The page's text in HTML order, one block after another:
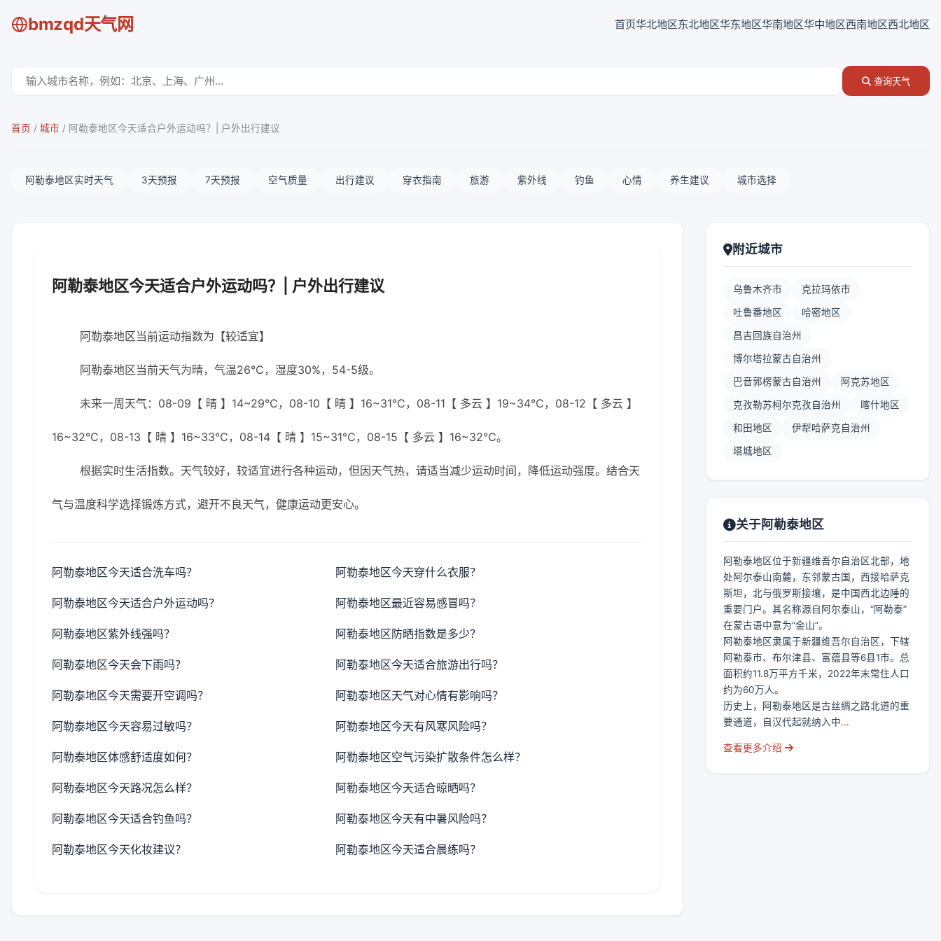
bmzqd天气网 首页华北地区东北地区华东地区华南地区华中地区西南地区西北地区
查询天气
首页 / 城市 / 阿勒泰地区今天适合户外运动吗？| 户外出行建议
阿勒泰地区实时天气 3天预报 7天预报 空气质量 出行建议 穿衣指南 旅游 紫外线 钓鱼 心情 养生建议 城市选择
阿勒泰地区今天适合户外运动吗？| 户外出行建议
阿勒泰地区当前运动指数为【较适宜】
阿勒泰地区当前天气为晴，气温26℃，湿度30%，54-5级。
未来一周天气：08-09【 晴 】14~29℃，08-10【 晴 】16~31℃，08-11【 多云 】19~34℃，08-12【 多云 】
16~32℃，08-13【 晴 】16~33℃，08-14【 晴 】15~31℃，08-15【 多云 】16~32℃。
根据实时生活指数。天气较好，较适宜进行各种运动，但因天气热，请适当减少运动时间，降低运动强度。结合天
气与温度科学选择锻炼方式，避开不良天气，健康运动更安心。
阿勒泰地区今天适合洗车吗？ 阿勒泰地区今天穿什么衣服？
阿勒泰地区今天适合户外运动吗？ 阿勒泰地区最近容易感冒吗？
阿勒泰地区紫外线强吗？ 阿勒泰地区防晒指数是多少？
阿勒泰地区今天会下雨吗？ 阿勒泰地区今天适合旅游出行吗？
阿勒泰地区今天需要开空调吗？ 阿勒泰地区天气对心情有影响吗？
阿勒泰地区今天容易过敏吗？ 阿勒泰地区今天有风寒风险吗？
阿勒泰地区体感舒适度如何？ 阿勒泰地区空气污染扩散条件怎么样？
阿勒泰地区今天路况怎么样？ 阿勒泰地区今天适合晾晒吗？
阿勒泰地区今天适合钓鱼吗？ 阿勒泰地区今天有中暑风险吗？
阿勒泰地区今天化妆建议？ 阿勒泰地区今天适合晨练吗？
附近城市
乌鲁木齐市 克拉玛依市
吐鲁番地区 哈密地区
昌吉回族自治州
博尔塔拉蒙古自治州
巴音郭楞蒙古自治州 阿克苏地区
克孜勒苏柯尔克孜自治州 喀什地区
和田地区 伊犁哈萨克自治州
塔城地区
关于阿勒泰地区
阿勒泰地区位于新疆维吾尔自治区北部，地
处阿尔泰山南麓，东邻蒙古国，西接哈萨克
斯坦，北与俄罗斯接壤，是中国西北边陲的
重要门户。其名称源自阿尔泰山，“阿勒泰”
在蒙古语中意为“金山”。
阿勒泰地区隶属于新疆维吾尔自治区，下辖
阿勒泰市、布尔津县、富蕴县等6县1市。总
面积约11.8万平方千米，2022年末常住人口
约为60万人。
历史上，阿勒泰地区是古丝绸之路北道的重
要通道，自汉代起就纳入中...
查看更多介绍